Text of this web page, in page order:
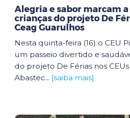
Alegria e sabor marcam
crianças do projeto De
Ceag Guarulhos
Nesta quinta-feira (16) o CEU
um passeio divertido e
do projeto De Férias nos
Abastec... [saiba mais]